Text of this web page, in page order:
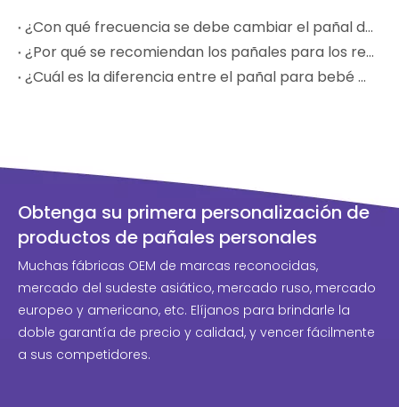
¿Con qué frecuencia se debe cambiar el pañal de un bebé?
¿Por qué se recomiendan los pañales para los recién nacidos?
¿Cuál es la diferencia entre el pañal para bebé con cintura anillada y el pañal para bebé con tirantes?
Obtenga su primera personalización de
productos de pañales personales
Muchas fábricas OEM de marcas reconocidas,
mercado del sudeste asiático, mercado ruso, mercado
europeo y americano, etc. Elíjanos para brindarle la
doble garantía de precio y calidad, y vencer fácilmente
a sus competidores.